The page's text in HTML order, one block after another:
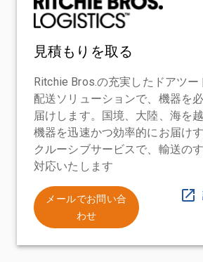
見積もりを取る
Ritchie Bros.の充実したドアツ
配送ソリューションで、機器を
届けします。国境、大陸、海を
機器を迅速かつ効率的にお届け
クルーシブサービスで、輸送の
対応いたします
メールでお問い合
わせ